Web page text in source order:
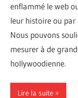
enflammé le web
leur histoire ou
Nous pouvons
mesurer à de
hollywoodienne.
Lire la suite